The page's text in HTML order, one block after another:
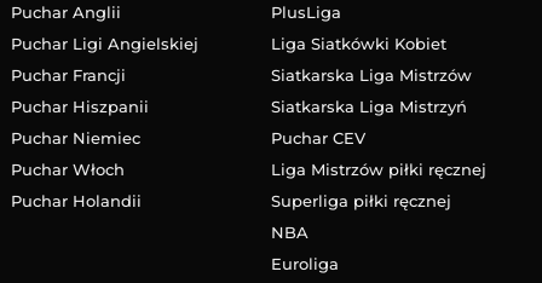
Puchar Anglii
Puchar Ligi Angielskiej
Puchar Francji
Puchar Hiszpanii
Puchar Niemiec
Puchar Włoch
Puchar Holandii
PlusLiga
Liga Siatkówki Kobiet
Siatkarska Liga Mistrzów
Siatkarska Liga Mistrzyń
Puchar CEV
Liga Mistrzów piłki ręcznej
Superliga piłki ręcznej
NBA
Euroliga